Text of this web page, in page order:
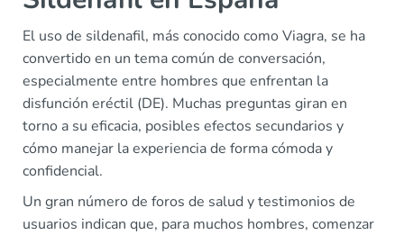
El uso de sildenafil, más conocido como Viagra, se ha
convertido en un tema común de conversación,
especialmente entre hombres que enfrentan la
disfunción eréctil (DE). Muchas preguntas giran en
torno a su eficacia, posibles efectos secundarios y
cómo manejar la experiencia de forma cómoda y
confidencial.
Un gran número de foros de salud y testimonios de
usuarios indican que, para muchos hombres, comenzar